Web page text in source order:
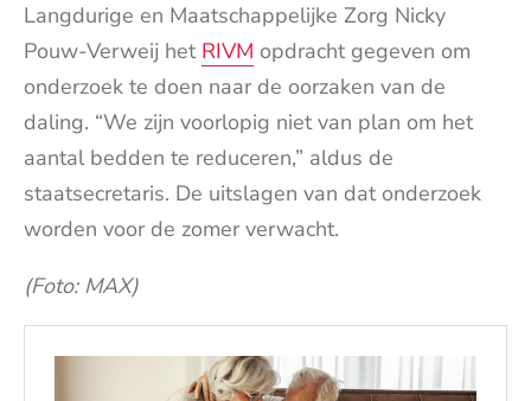
Langdurige en Maatschappelijke Zorg Nicky
Pouw-Verweij het RIVM opdracht gegeven om
onderzoek te doen naar de oorzaken van de
daling. “We zijn voorlopig niet van plan om het
aantal bedden te reduceren,” aldus de
staatsecretaris. De uitslagen van dat onderzoek
worden voor de zomer verwacht.
(Foto: MAX)